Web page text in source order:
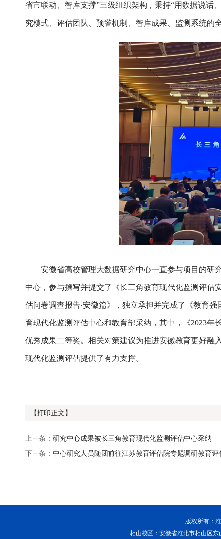
省市联动、智库支撑”三级组织架构，秉持“用数据说话
究模式、评估团队、预警机制、智库成果、监测系统的
安徽省高校管理大数据研究中心一直参与项目的研
中心，参与撰写并提交了《长三角教育现代化监测评估
估问卷调查报告·安徽篇》，独立承担并完成了《教育
育现代化监测评估中心和教育部采纳，其中，《2023年
优秀成果二等奖。相关对策建议为推进安徽教育更好融
现代化监测评估提供了有力支撑。
【打印正文】
上一条： 研究中心成果被长三角教育现代化监测评估中心采纳
下一条： 中心研究人员随团前往江苏教育评估院专题调研教育评
版权所有：
相山校区：安徽省淮北市相山区